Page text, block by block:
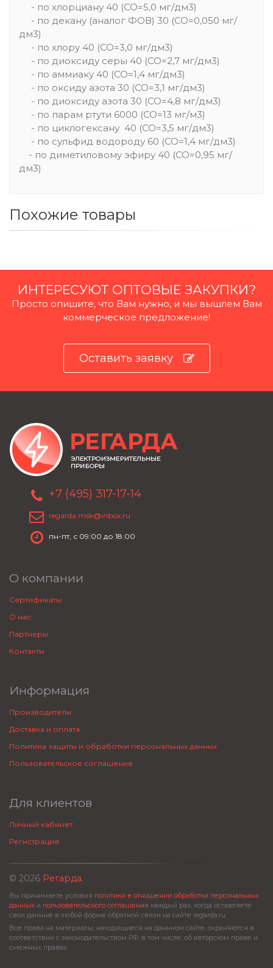
- по хлорциану 40 (СО=5,0 мг/дм3)
- по декану (аналог ФОВ) 30 (СО=0,050 мг/
дм3)
- по хлору 40 (СО=3,0 мг/дм3)
- по диоксиду серы 40 (СО=2,7 мг/дм3)
- по аммиаку 40 (СО=1,4 мг/дм3)
- по оксиду азота 30 (СО=3,1 мг/дм3)
- по диоксиду азота 30 (СО=4,8 мг/дм3)
- по парам ртути 6000 (СО=13 мг/м3)
- по циклогексану 40 (СО=3,5 мг/дм3)
- по сульфид водороду 60 (СО=1,4 мг/дм3)
- по диметиловому эфиру 40 (СО=0,95 мг/
дм3)
Похожие товары
ИНТЕРЕСУЮТ ОПТОВЫЕ ЗАКУПКИ?
Просто опишите, что Вам нужно, и мы вышлем Вам
коммерческое предложение!
Оставить заявку
+7 (495) 317-17-14
regarda.msk@inbox.ru
пн-пт, с 09:00 до 18:00
О компании
Сертификаты
О нас
Партнеры
Контакты
Информация
Производители
Доставка и оплата
Политика защиты и обработки персональных данных
Пользовательское соглашение
Для клиентов
Личный кабинет
Регистрация
© 2026 Регарда.
Вы принимаете условия политики в отношении обработки персональных
данных и пользовательского соглашения каждый раз, когда оставляете
свои данные в любой форме обратной связи на сайте regarda.ru.
Все права на материалы, находящиеся на даннном сайте, охраняются в
соответствии с законодательством РФ, в том числе, об авторском праве и
смежных правах.